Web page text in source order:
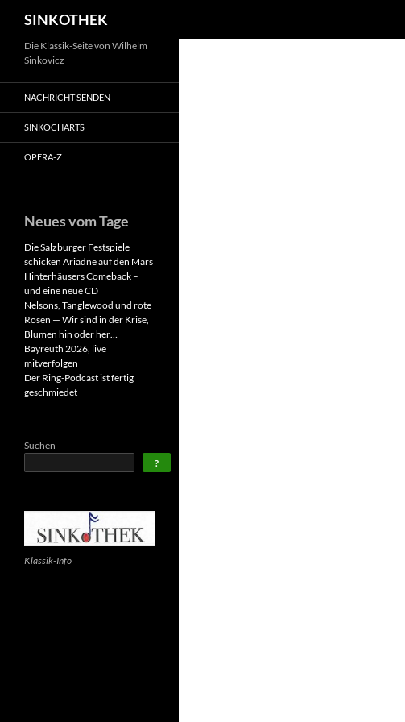
Inhalt
springen
SINKOTHEK
Die Klassik-Seite von Wilhelm
Sinkovicz
NACHRICHT SENDEN
SINKOCHARTS
OPERA-Z
Neues vom Tage
Die Salzburger Festspiele
schicken Ariadne auf den Mars
Hinterhäusers Comeback –
und eine neue CD
Nelsons, Tanglewood und rote
Rosen — Wir sind in der Krise,
Blumen hin oder her…
Bayreuth 2026, live
mitverfolgen
Der Ring-Podcast ist fertig
geschmiedet
Suchen
?
Klassik-Info